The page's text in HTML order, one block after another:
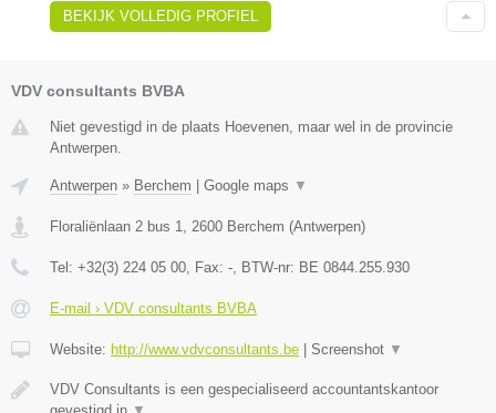
BEKIJK VOLLEDIG PROFIEL
VDV consultants BVBA
Niet gevestigd in de plaats Hoevenen, maar wel in de provincie
Antwerpen.
Antwerpen » Berchem | Google maps ▼
Floraliënlaan 2 bus 1 2600 Berchem (Antwerpen)
Tel: +32(3) 224 05 00 , Fax: - , BTW-nr: BE 0844.255.930
E-mail › VDV consultants BVBA
Website: http://www.vdvconsultants.be | Screenshot ▼
VDV Consultants is een gespecialiseerd accountantskantoor
gevestigd in ▼